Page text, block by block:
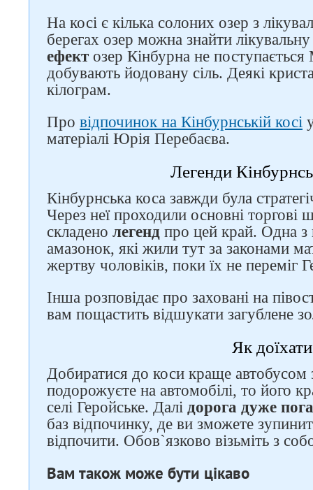
На косі є кілька солоних озер з
берегах озер можна знайти
ефект озер Кінбурна не
добувають йодовану сіль. Деякі
кілограм.
Про відпочинок на Кінбурнській косі
матеріалі Юрія Перебаєва.
Легенди
Кінбурнська коса завжди була
Через неї проходили основні торгові
складено легенд про цей край. Одна з
амазонок, які жили тут за законами
жертву чоловіків, поки їх не переміг
Інша розповідає про заховані на
вам пощастить відшукати загублене
Як доїхати
Добиратися до коси краще автобусом
подорожуєте на автомобілі, то його
селі Геройське. Далі дорога дуже
баз відпочинку, де ви зможете
відпочити. Обов`язково візьміть з
Вам також може бути цікаво
Слідкуйте за нами в
соцмережах